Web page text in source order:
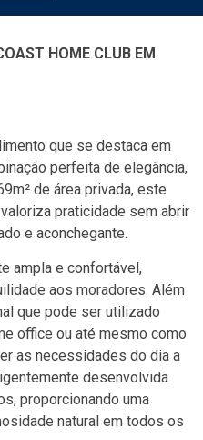
HOME CLUB EM
que se destaca em
perfeita de elegância,
de área privada, este
praticidade sem abrir
e aconchegante.
ampla e confortável,
aos moradores. Além
que pode ser utilizado
office ou até mesmo como
as necessidades do dia a
desenvolvida
proporcionando uma
natural em todos os